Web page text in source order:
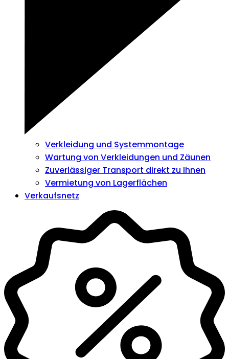
Verkleidung und Systemmontage
Wartung von Verkleidungen und Zäunen
Zuverlässiger Transport direkt zu Ihnen
Vermietung von Lagerflächen
Verkaufsnetz